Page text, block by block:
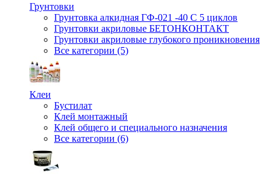
Грунтовки
Грунтовка алкидная ГФ-021 -40 С 5 циклов
Грунтовки акриловые БЕТОНКОНТАКТ
Грунтовки акриловые глубокого проникновения
Все категории (5)
Клеи
Бустилат
Клей монтажный
Клей общего и специального назначения
Все категории (6)